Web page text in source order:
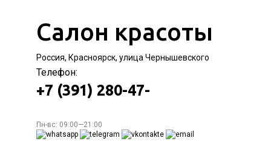
Салон красоты
Россия, Красноярск, улица Чернышевского
Телефон:
+7 (391) 280-47-
Пн-вс: 09:00—21:00